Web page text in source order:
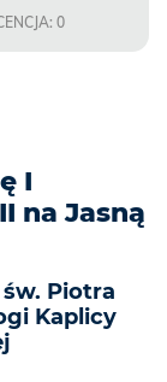
0
I
na Jasną
Piotra
Kaplicy